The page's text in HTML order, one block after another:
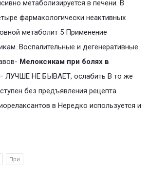
метаболизируется в печени. В
фармакологически неактивных
метаболит 5 Применение
Воспалительные и дегенеративные
Мелоксикам при болях в
– ЛУЧШЕ НЕ БЫВАЕТ, ослабить В то же
без предъявления рецепта
в Нередко используется и
При